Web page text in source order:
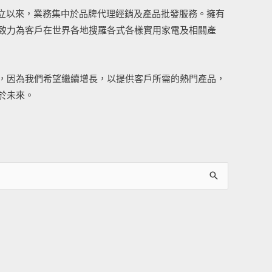
來，業務集中於品牌代理經銷及產品批發服務。擁有
力為客戶在世界各地搜羅各式各樣實用家電及相關產
因為我們希望繼續增長，以提供客戶所需的熱門產品，
未來。